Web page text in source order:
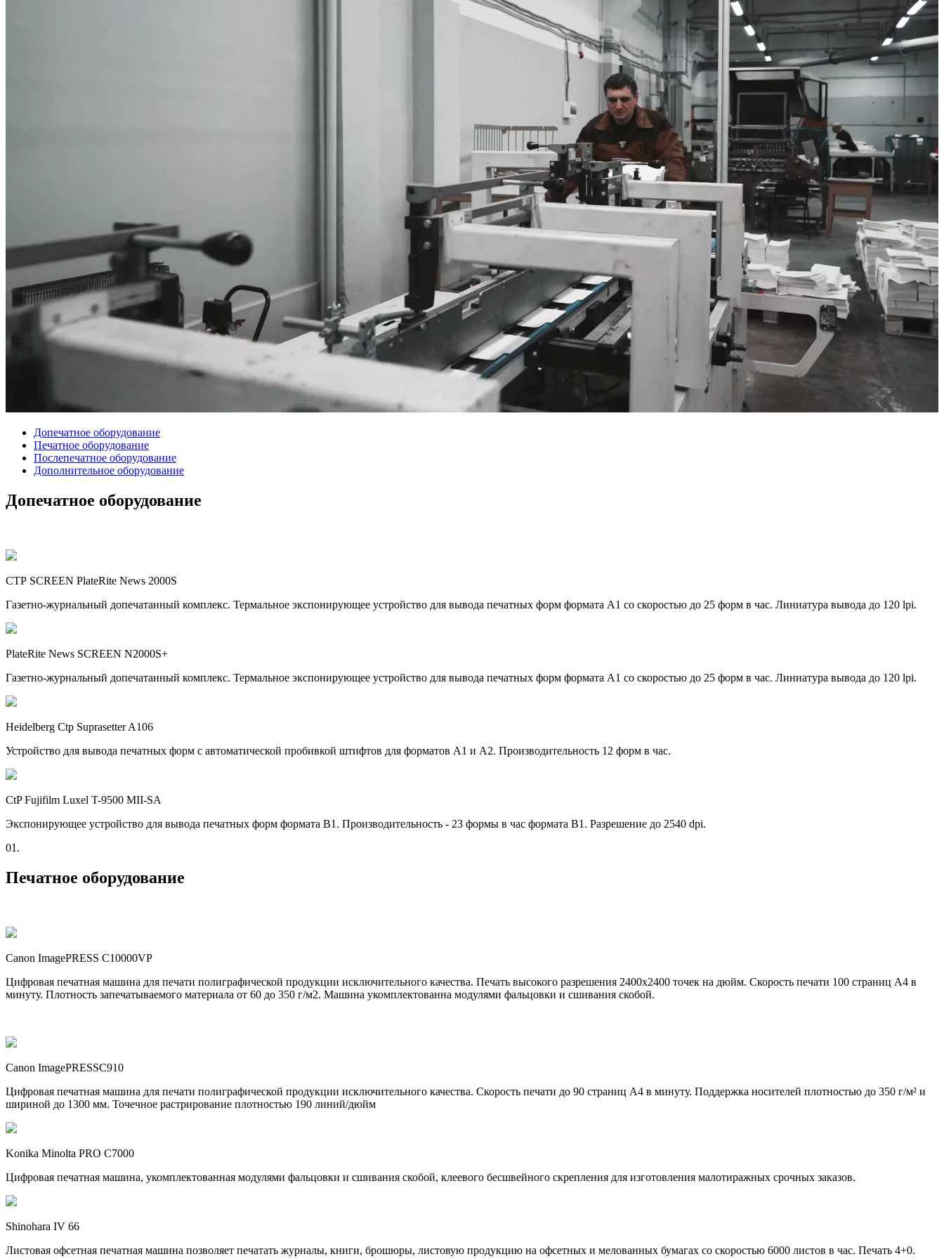
Допечатное оборудование
Печатное оборудование
Послепечатное оборудование
Дополнительное оборудование
Допечатное оборудование
СТР SCREEN PlateRite News 2000S
Газетно-журнальный допечатанный комплекс. Термальное экспонирующее устройство для вывода печатных форм формата А1 со скоростью до 25 форм в час. Линиатура вывода до 120 lpi.
PlateRite News SCREEN N2000S+
Газетно-журнальный допечатанный комплекс. Термальное экспонирующее устройство для вывода печатных форм формата А1 со скоростью до 25 форм в час. Линиатура вывода до 120 lpi.
Heidelberg Ctp Suprasetter A106
Устройство для вывода печатных форм с автоматической пробивкой штифтов для форматов А1 и А2. Производительность 12 форм в час.
CtP Fujifilm Luxel T-9500 MII-SA
Экспонирующее устройство для вывода печатных форм формата В1. Производительность - 23 формы в час формата В1. Разрешение до 2540 dpi.
01.
Печатное оборудование
Canon ImagePRESS C10000VP
Цифровая печатная машина для печати полиграфической продукции исключительного качества. Печать высокого разрешения 2400x2400 точек на дюйм. Скорость печати 100 страниц А4 в
минуту. Плотность запечатываемого материала от 60 до 350 г/м2. Машина укомплектованна модулями фальцовки и сшивания скобой.
Canon ImagePRESSC910
Цифровая печатная машина для печати полиграфической продукции исключительного качества. Скорость печати до 90 страниц А4 в минуту. Поддержка носителей плотностью до 350 г/м² и
шириной до 1300 мм. Точечное растрирование плотностью 190 линий/дюйм
Konika Minolta PRO C7000
Цифровая печатная машина, укомплектованная модулями фальцовки и сшивания скобой, клеевого бесшвейного скрепления для изготовления малотиражных срочных заказов.
Shinohara IV 66
Листовая офсетная печатная машина позволяет печатать журналы, книги, брошюры, листовую продукцию на офсетных и мелованных бумагах со скоростью 6000 листов в час. Печать 4+0.